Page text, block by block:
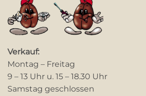
Verkauf:
Montag – Freitag
9 – 13 Uhr u. 15 – 18.30 Uhr
Samstag geschlossen